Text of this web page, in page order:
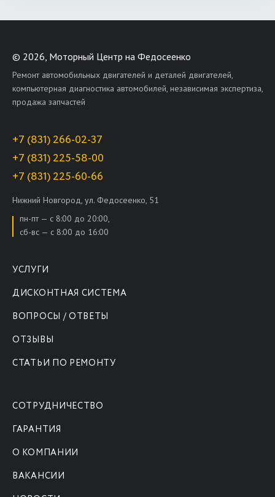
© 2026, Моторный Центр на Федосеенко
Ремонт автомобильных двигателей и деталей двигателей,
компьютерная диагностика автомобилей, независимая экспертиза,
продажа запчастей
+7 (831) 266-02-37
+7 (831) 225-58-00
+7 (831) 225-60-66
Нижний Новгород, ул. Федосеенко, 51
пн-пт — с 8:00 до 20:00,
сб-вс — с 8:00 до 16:00
УСЛУГИ
ДИСКОНТНАЯ СИСТЕМА
ВОПРОСЫ / ОТВЕТЫ
ОТЗЫВЫ
СТАТЬИ ПО РЕМОНТУ
СОТРУДНИЧЕСТВО
ГАРАНТИЯ
О КОМПАНИИ
ВАКАНСИИ